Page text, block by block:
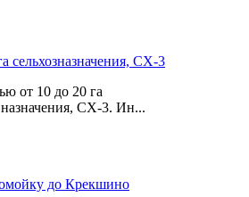
сельхозназначения, СХ-3
от 10 до 20 га
назначения, СХ-3. Ин...
до Крекшино